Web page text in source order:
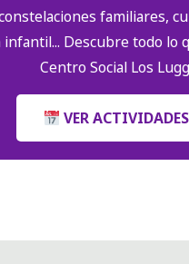
familiares,
Descubre todo lo
Centro Social Los
VER ACTIVIDADES